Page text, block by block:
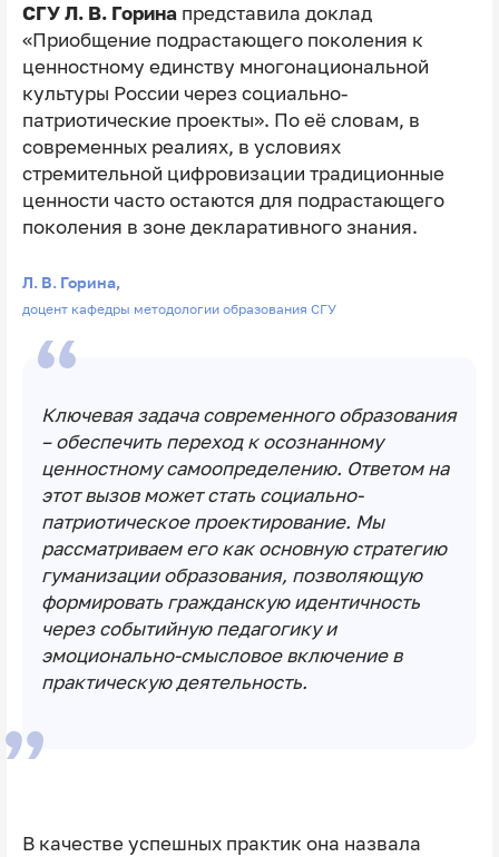
СГУ Л. В. Горинапредставила доклад
«Приобщение подрастающего поколения к
ценностному единству многонациональной
культуры России через социально-
патриотические проекты». По её словам, в
современных реалиях, в условиях
стремительной цифровизации традиционные
ценности часто остаются для подрастающего
поколения в зоне декларативного знания.
Л. В. Горина,
доцент кафедры методологии образования СГУ
Ключевая задача современного образования
– обеспечить переход к осознанному
ценностному самоопределению. Ответом на
этот вызов может стать социально-
патриотическое проектирование. Мы
рассматриваем его как основную стратегию
гуманизации образования, позволяющую
формировать гражданскую идентичность
через событийную педагогику и
эмоционально-смысловое включение в
практическую деятельность.
В качестве успешных практик она назвала